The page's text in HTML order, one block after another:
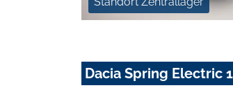
Dacia Spring Electric